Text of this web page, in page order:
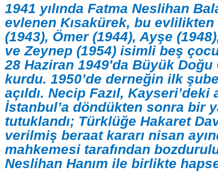
1941 yılında Fatma Neslihan
evlenen Kısakürek, bu evlilikten
(1943), Ömer (1944), Ayşe
ve Zeynep (1954) isimli beş
28 Haziran 1949'da Büyük Doğu
kurdu. 1950’de derneğin ilk
açıldı. Necip Fazıl, Kayseri’deki
İstanbul’a döndükten sonra bir
tutuklandı; Türklüğe Hakaret
verilmiş beraat kararı nisan
mahkemesi tarafından
Neslihan Hanım ile birlikte